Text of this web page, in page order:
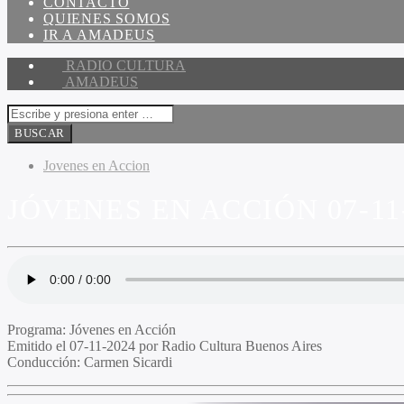
QUIENES SOMOS
IR A AMADEUS
RADIO CULTURA
AMADEUS
Jovenes en Accion
Programa: Jóvenes en Acción
Emitido el 07-11-2024 por Radio Cultura Buenos Aires
Conducción: Carmen Sicardi